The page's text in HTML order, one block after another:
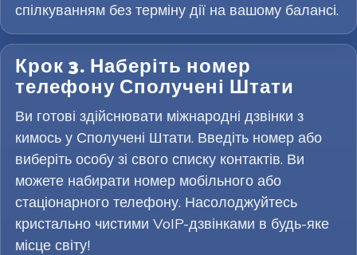
спілкуванням без терміну дії на вашому балансі.
Крок 3. Наберіть номер
телефону Сполучені Штати
Ви готові здійснювати міжнародні дзвінки з
кимось у Сполучені Штати. Введіть номер або
виберіть особу зі свого списку контактів. Ви
можете набирати номер мобільного або
стаціонарного телефону. Насолоджуйтесь
кристально чистими VoIP-дзвінками в будь-яке
місце світу!